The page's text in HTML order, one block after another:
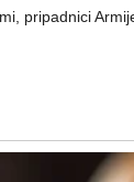
pripadnici